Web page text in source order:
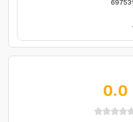
0.0